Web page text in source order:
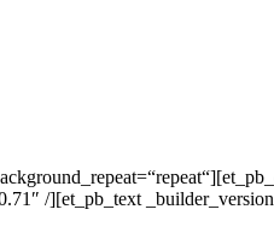
/][et_pb_text